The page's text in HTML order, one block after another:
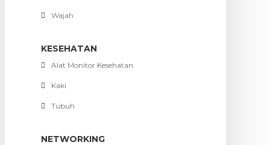
Wajah
KESEHATAN
Alat Monitor Kesehatan
Kaki
Tubuh
NETWORKING